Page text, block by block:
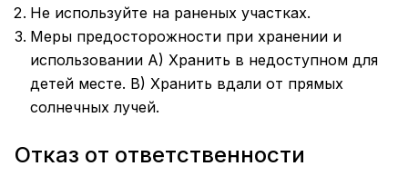
Не используйте на раненых участках.
Меры предосторожности при хранении и
использовании A) Хранить в недоступном для
детей месте. B) Хранить вдали от прямых
солнечных лучей.
Отказ от ответственности